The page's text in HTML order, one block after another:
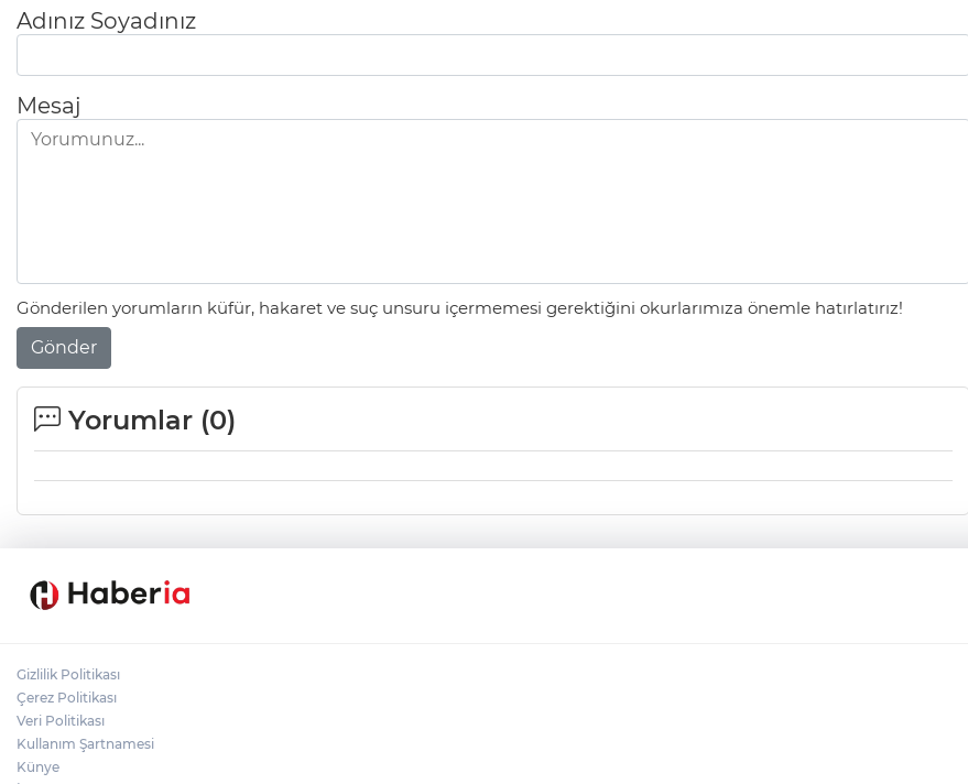
Adınız Soyadınız
Mesaj
Gönderilen yorumların küfür, hakaret ve suç unsuru içermemesi gerektiğini okurlarımıza önemle hatırlatırız!
Gönder
Yorumlar (0)
Gizlilik Politikası
Çerez Politikası
Veri Politikası
Kullanım Şartnamesi
Künye